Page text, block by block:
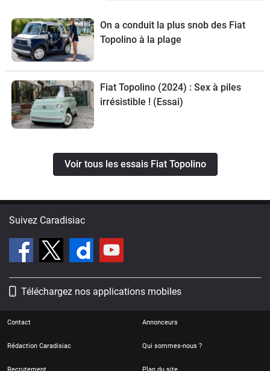
On a conduit la plus snob des Fiat
Topolino à la plage
Fiat Topolino (2024) : Sex à piles
irrésistible ! (Essai)
Voir tous les essais Fiat Topolino
Suivez Caradisiac
Téléchargez nos applications mobiles
Contact Annonceurs
Rédaction Caradisiac Qui sommes-nous ?
Recrutement Plan du site